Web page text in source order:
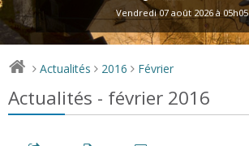
Vendredi 07 août 2026 à 05h05
> Actualités > 2016 > Février
Actualités - février 2016